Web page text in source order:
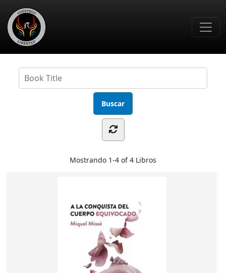
Skip to main content
Mostrando 1-4 of 4 Libros